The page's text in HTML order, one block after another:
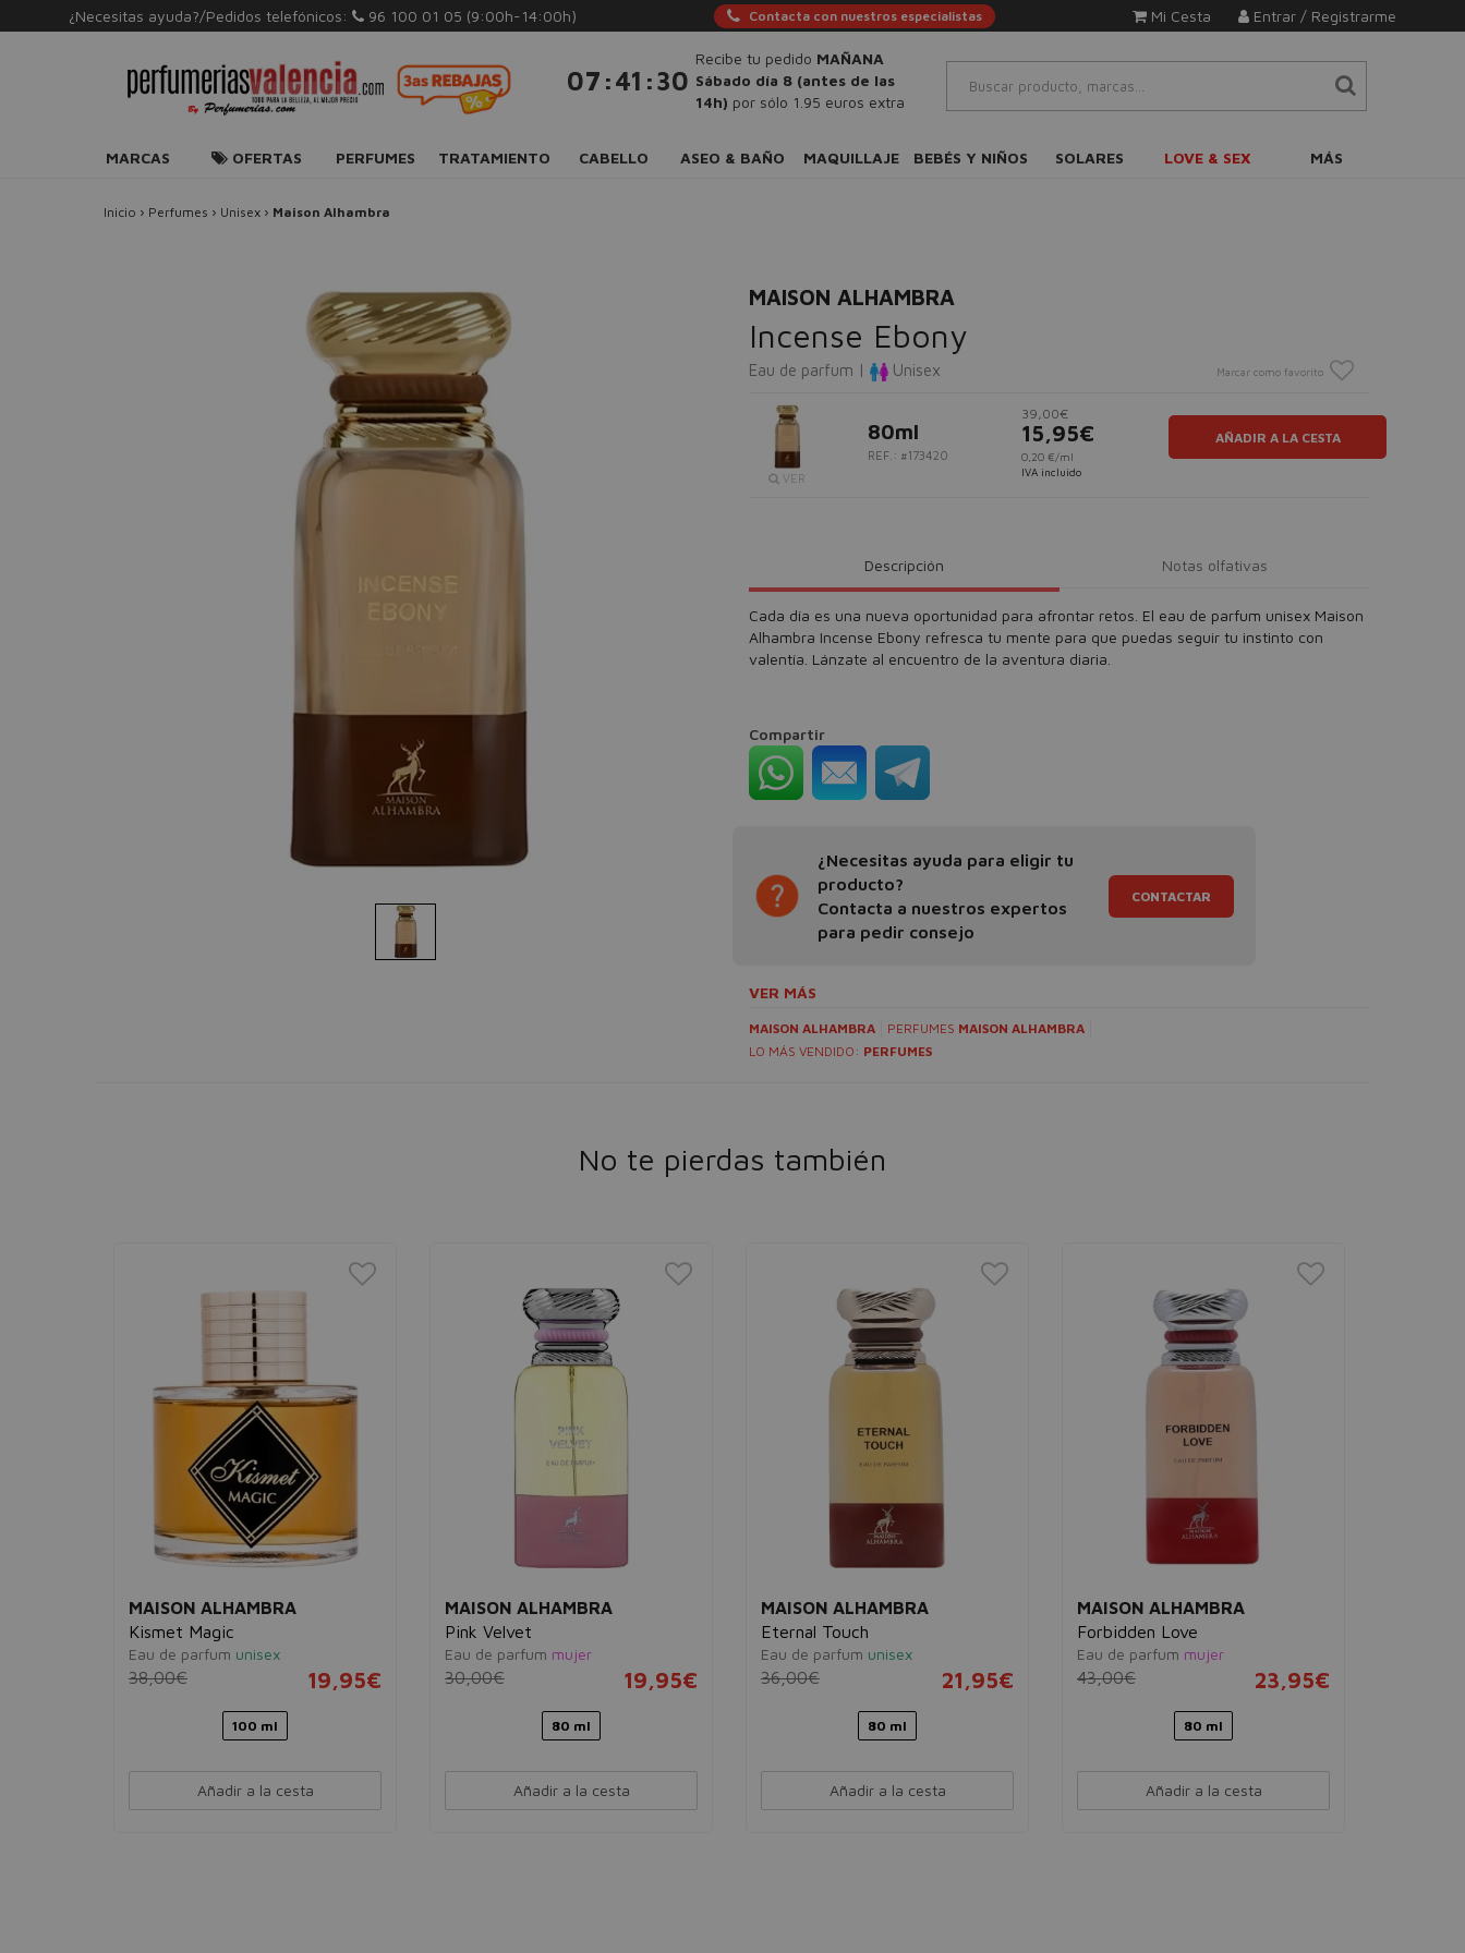
¿Necesitas ayuda?/Pedidos telefónicos: 96 100 01 05 (9:00h-14:00h) Contacta con nuestros especialistas Entrar / Registrarme
Mi Cesta
07 :41 :29
Recibe tu pedido MAÑANA
Sábado día 8 (antes de las
14h) por sólo 1.95 euros extra
MARCAS OFERTAS PERFUMES TRATAMIENTO CABELLO ASEO & BAÑO MAQUILLAJE BEBÉS Y NIÑOS SOLARES LOVE & SEX MÁS
Inicio › Perfumes › Unisex › Maison Alhambra
MAISON ALHAMBRA
Incense Ebony
Eau de parfum | Unisex Marcar como favorito
VER
80ml
REF.: #173420
39,00€
15,95€
0,20 €/ml
IVA incluido
AÑADIR A LA CESTA
Descripción Notas olfativas
Cada día es una nueva oportunidad para afrontar retos. El eau de parfum unisex Maison
Alhambra Incense Ebony refresca tu mente para que puedas seguir tu instinto con
valentía. Lánzate al encuentro de la aventura diaria.
Compartir
¿Necesitas ayuda para eligir tu
producto?
Contacta a nuestros expertos
para pedir consejo
CONTACTAR
VER MÁS
MAISON ALHAMBRA PERFUMES MAISON ALHAMBRA
LO MÁS VENDIDO: PERFUMES
No te pierdas también
MAISON ALHAMBRA
Kismet Magic
Eau de parfum unisex
38,00€ 19,95€
100 ml
Añadir a la cesta
MAISON ALHAMBRA
Pink Velvet
Eau de parfum mujer
30,00€ 19,95€
80 ml
Añadir a la cesta
MAISON ALHAMBRA
Eternal Touch
Eau de parfum unisex
36,00€ 21,95€
80 ml
Añadir a la cesta
MAISON ALHAMBRA
Forbidden Love
Eau de parfum mujer
43,00€ 23,95€
80 ml
Añadir a la cesta